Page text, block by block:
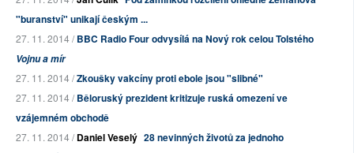
"buranství" unikají českým ...
27. 11. 2014 /BBC Radio Four odvysílá na Nový rok celou Tolstého
Vojnu a mír
27. 11. 2014 /Zkoušky vakcíny proti ebole jsou "slibné"
27. 11. 2014 /Běloruský prezident kritizuje ruská omezení ve
vzájemném obchodě
27. 11. 2014 /Daniel Veselý 28 nevinných životů za jednoho